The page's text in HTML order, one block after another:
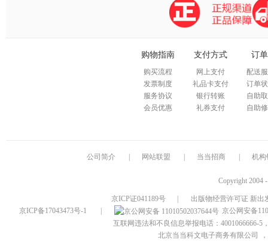
购物指南
购买流程
发票制度
服务协议
会员优惠
支付方式
网上支付
礼品卡支付
银行转账
礼券支付
订
配送
订单
自助
自助
公司简介 网站联盟 当当招商 机构
Copyright 2004
京ICP证041189号
出版物经营许可证 新出
京ICP备17043473号-1
京公网安备
互联网违法和不良信息举报电话：4001066666-5
北京当当科文电子商务有限公司